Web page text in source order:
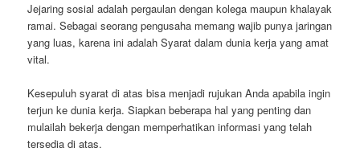
Jejaring sosial adalah pergaulan dengan kolega maupun khalayak
ramai. Sebagai seorang pengusaha memang wajib punya jaringan
yang luas, karena ini adalah Syarat dalam dunia kerja yang amat
vital.
Kesepuluh syarat di atas bisa menjadi rujukan Anda apabila ingin
terjun ke dunia kerja. Siapkan beberapa hal yang penting dan
mulailah bekerja dengan memperhatikan informasi yang telah
tersedia di atas.